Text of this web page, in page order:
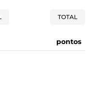
TOTAL
pontos